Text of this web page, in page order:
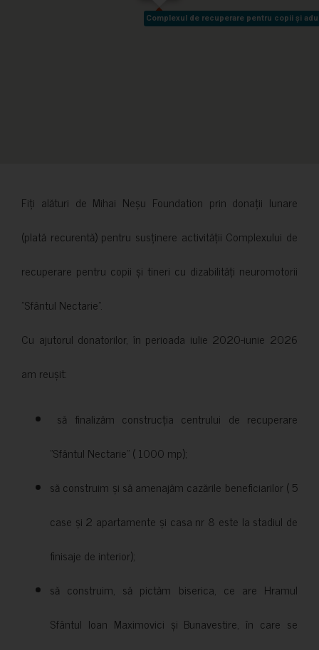
Complexul de recuperare pentru copii și
Complexul de recuperare pentru copii și
Fiți alături de Mihai Neșu Foundation prin donații lunare
(plată recurentă) pentru susținere activității Complexului de
recuperare pentru copii și tineri cu dizabilități neuromotorii
”Sfântul Nectarie”.
Cu ajutorul donatorilor, în perioada iulie 2020-iunie 2026
am reușit:
să finalizăm construcția centrului de recuperare
”Sfântul Nectarie” ( 1000 mp);
să construim și să amenajăm cazările beneficiarilor ( 5
case și 2 apartamente și casa nr 8 este la stadiul de
finisaje de interior);
să construim, să pictăm biserica, ce are Hramul
Sfântul Ioan Maximovici și Bunavestire, în care se